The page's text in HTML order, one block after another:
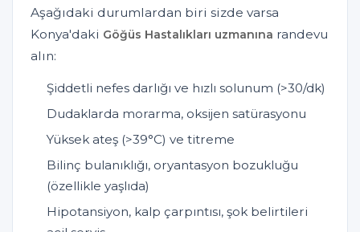
Aşağıdaki durumlardan biri sizde varsa
Konya'daki Göğüs Hastalıkları uzmanına randevu
alın:
Şiddetli nefes darlığı ve hızlı solunum (>30/dk)
Dudaklarda morarma, oksijen satürasyonu
Yüksek ateş (>39°C) ve titreme
Bilinç bulanıklığı, oryantasyon bozukluğu
(özellikle yaşlıda)
Hipotansiyon, kalp çarpıntısı, şok belirtileri